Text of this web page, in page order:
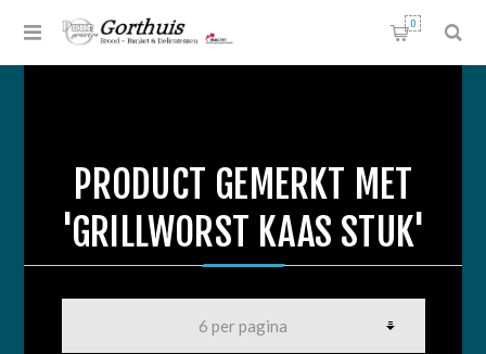
0
PRODUCT GEMERKT MET
'GRILLWORST KAAS STUK'